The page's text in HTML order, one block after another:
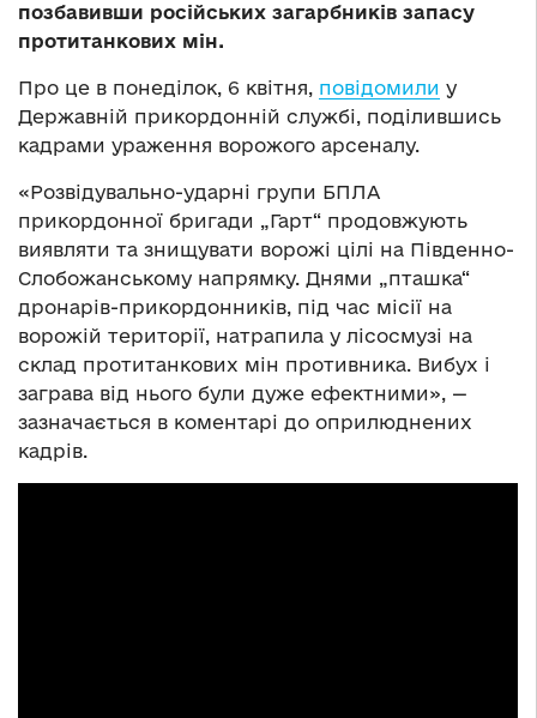
позбавивши російських загарбників запасу
протитанкових мін.
Про це в понеділок, 6 квітня, повідомили у
Державній прикордонній службі, поділившись
кадрами ураження ворожого арсеналу.
«Розвідувально-ударні групи БПЛА
прикордонної бригади „Гарт“ продовжують
виявляти та знищувати ворожі цілі на Південно-
Слобожанському напрямку. Днями „пташка“
дронарів-прикордонників, під час місії на
ворожій території, натрапила у лісосмузі на
склад протитанкових мін противника. Вибух і
заграва від нього були дуже ефектними», —
зазначається в коментарі до оприлюднених
кадрів.